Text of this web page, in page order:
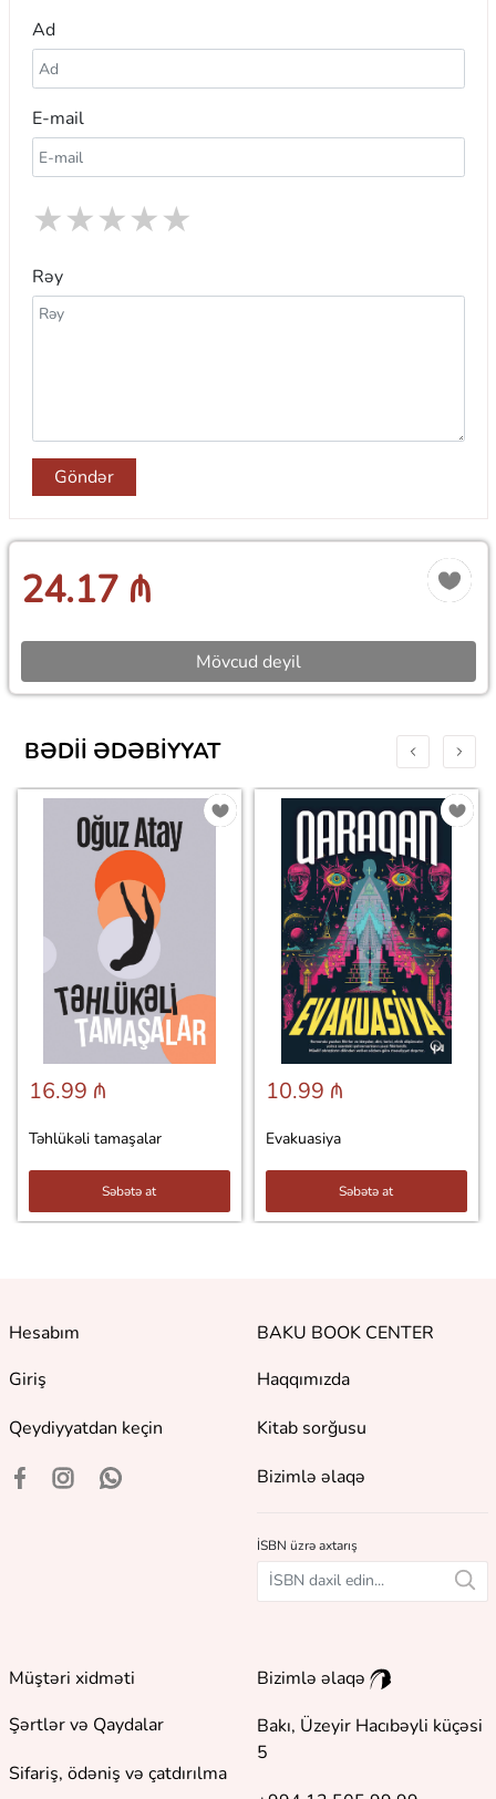
Ad
E-mail
★
★
★
★
★
Rəy
Göndər
24.17 ₼
Mövcud deyil
BƏDII ƏDƏBIYYAT
16.99 ₼
Təhlükəli tamaşalar
Səbətə at
10.99 ₼
Evakuasiya
Səbətə at
Hesabım
Giriş
Qeydiyyatdan keçin
BAKU BOOK CENTER
Haqqımızda
Kitab sorğusu
Bizimlə əlaqə
İSBN üzrə axtarış
Müştəri xidməti
Şərtlər və Qaydalar
Sifariş, ödəniş və çatdırılma
Bizimlə əlaqə
Bakı, Üzeyir Hacıbəyli küçəsi
5